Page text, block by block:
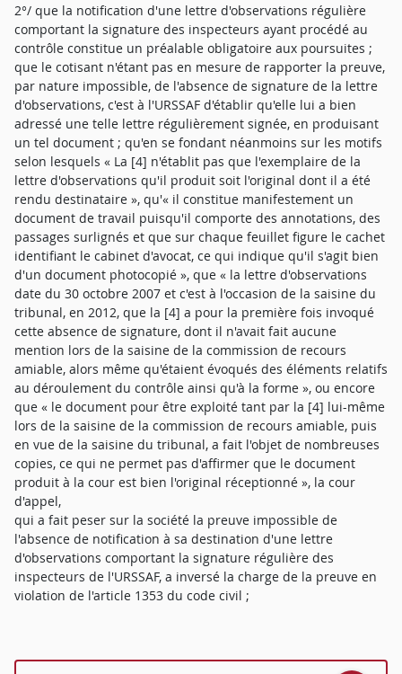
2°/ que la notification d'une lettre d'observations régulière
comportant la signature des inspecteurs ayant procédé au
contrôle constitue un préalable obligatoire aux poursuites ;
que le cotisant n'étant pas en mesure de rapporter la preuve,
par nature impossible, de l'absence de signature de la lettre
d'observations, c'est à l'URSSAF d'établir qu'elle lui a bien
adressé une telle lettre régulièrement signée, en produisant
un tel document ; qu'en se fondant néanmoins sur les motifs
selon lesquels « La [4] n'établit pas que l'exemplaire de la
lettre d'observations qu'il produit soit l'original dont il a été
rendu destinataire », qu'« il constitue manifestement un
document de travail puisqu'il comporte des annotations, des
passages surlignés et que sur chaque feuillet figure le cachet
identifiant le cabinet d'avocat, ce qui indique qu'il s'agit bien
d'un document photocopié », que « la lettre d'observations
date du 30 octobre 2007 et c'est à l'occasion de la saisine du
tribunal, en 2012, que la [4] a pour la première fois invoqué
cette absence de signature, dont il n'avait fait aucune
mention lors de la saisine de la commission de recours
amiable, alors même qu'étaient évoqués des éléments relatifs
au déroulement du contrôle ainsi qu'à la forme », ou encore
que « le document pour être exploité tant par la [4] lui-même
lors de la saisine de la commission de recours amiable, puis
en vue de la saisine du tribunal, a fait l'objet de nombreuses
copies, ce qui ne permet pas d'affirmer que le document
produit à la cour est bien l'original réceptionné », la cour
d'appel,
qui a fait peser sur la société la preuve impossible de
l'absence de notification à sa destination d'une lettre
d'observations comportant la signature régulière des
inspecteurs de l'URSSAF, a inversé la charge de la preuve en
violation de l'article 1353 du code civil ;